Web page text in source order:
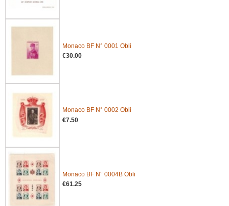
Monaco BF N° 0001 Obli
€30.00
Monaco BF N° 0002 Obli
€7.50
Monaco BF N° 0004B Obli
€61.25